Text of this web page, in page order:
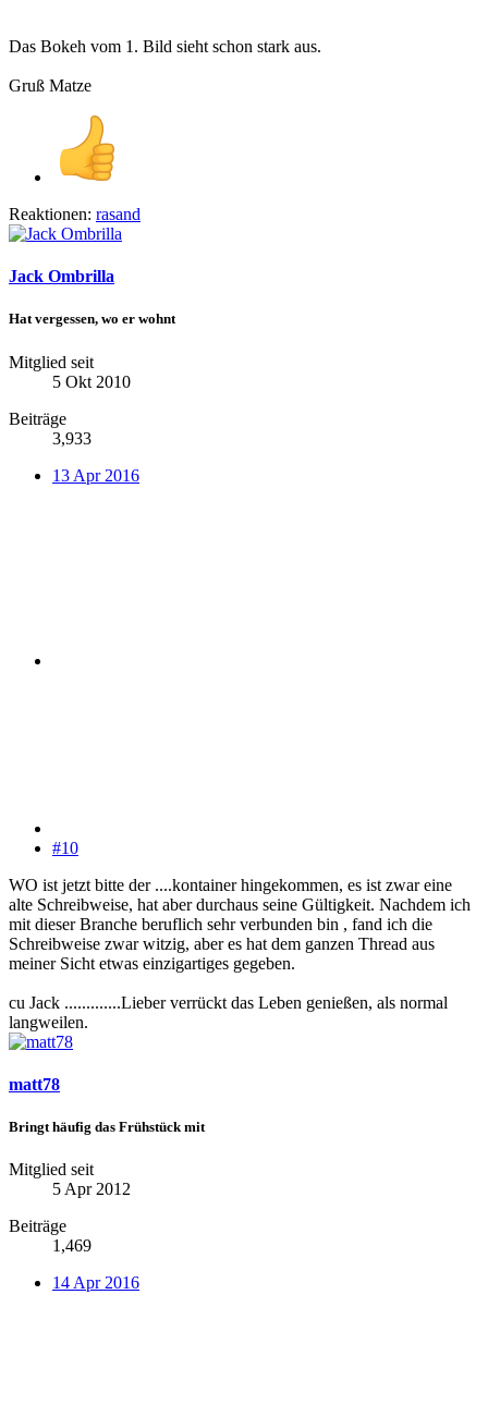
Das Bokeh vom 1. Bild sieht schon stark aus.
Gruß Matze
Reaktionen: rasand
Jack Ombrilla
Hat vergessen, wo er wohnt
Mitglied seit
5 Okt 2010
Beiträge
3,933
13 Apr 2016
#10
WO ist jetzt bitte der ....kontainer hingekommen, es ist zwar eine
alte Schreibweise, hat aber durchaus seine Gültigkeit. Nachdem ich
mit dieser Branche beruflich sehr verbunden bin , fand ich die
Schreibweise zwar witzig, aber es hat dem ganzen Thread aus
meiner Sicht etwas einzigartiges gegeben.
cu Jack .............Lieber verrückt das Leben genießen, als normal
langweilen.
matt78
Bringt häufig das Frühstück mit
Mitglied seit
5 Apr 2012
Beiträge
1,469
14 Apr 2016